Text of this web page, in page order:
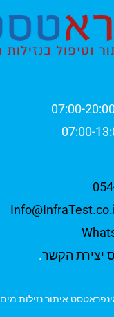
Info@InfraTest.co.il
יצירת הקשר.
איתור נזילות מים 2026.